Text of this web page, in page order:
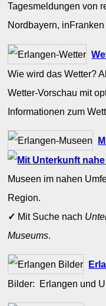
Tagesmeldungen von
Nordbayern, inFranken
Wie wird das Wetter?
Wetter-Vorschau mit
Informationen zum
Museen im nahen
Region.
✓ Mit Suche nach
Museums.
Bilder: Erlangen und